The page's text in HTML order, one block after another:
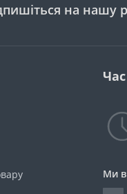
на нашу
Ми в